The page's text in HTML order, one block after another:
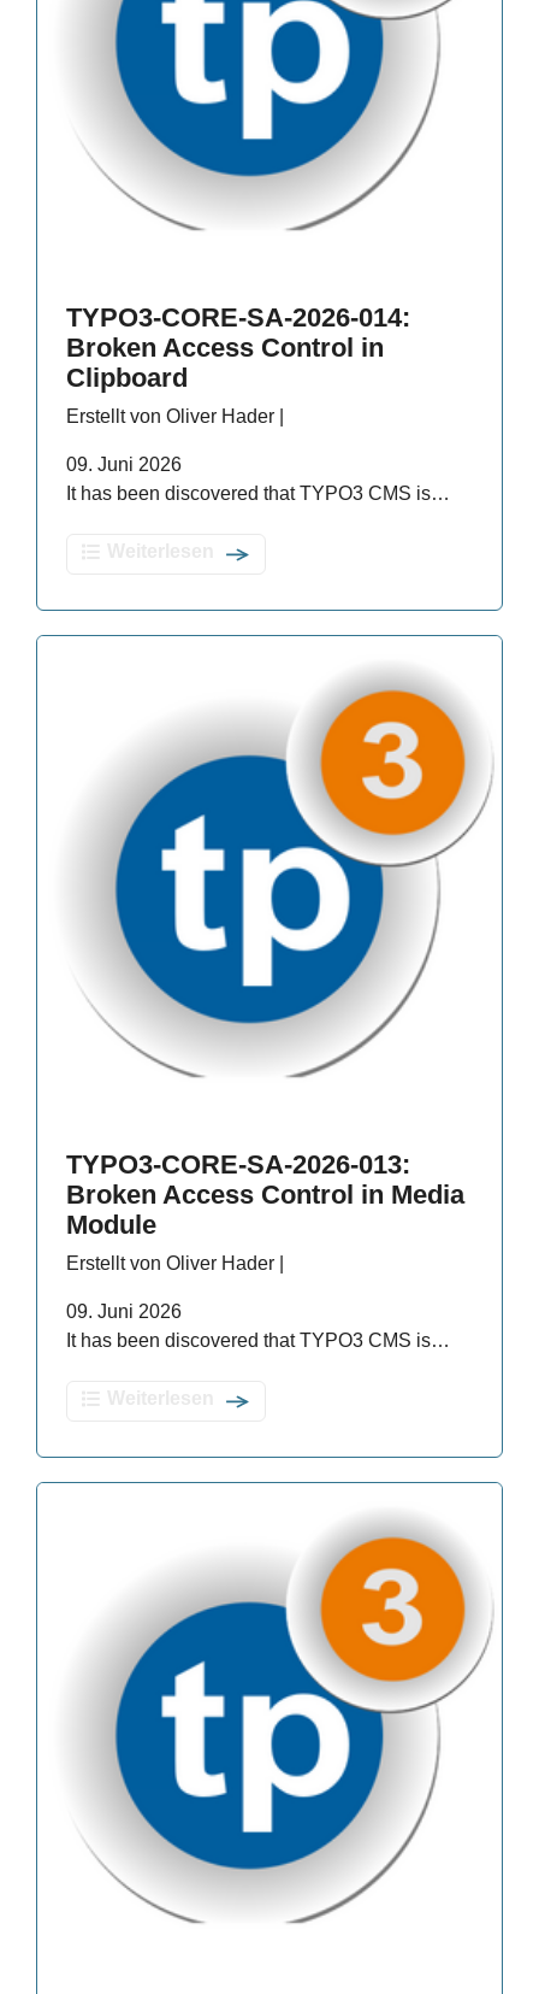
TYPO3-CORE-SA-2026-014:
Broken Access Control in
Clipboard
Erstellt von Oliver Hader |
09. Juni 2026
It has been discovered that TYPO3 CMS is…
TYPO3-CORE-SA-2026-013:
Broken Access Control in Media
Module
Erstellt von Oliver Hader |
09. Juni 2026
It has been discovered that TYPO3 CMS is…